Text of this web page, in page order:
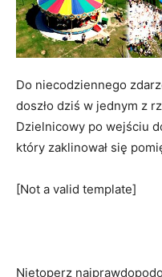
Do niecodziennego
doszło dziś w jednym z
Dzielnicowy po wejściu
który zaklinował się
[Not a valid template]
Nietoperz